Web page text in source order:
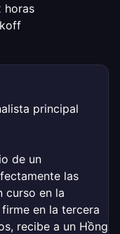
horas
principal
de un
las
curso en la
firme en la tercera
recibe a un Hồng